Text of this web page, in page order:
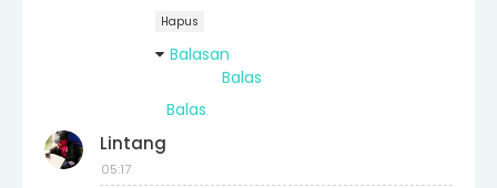
Hapus
Balasan
Balas
Balas
Lintang
05:17